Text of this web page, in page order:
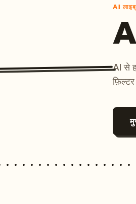
AI
AI से